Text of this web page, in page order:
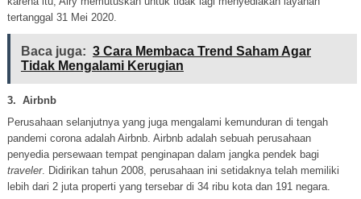
tertanggal 31 Mei 2020.
Baca juga: 3 Cara Membaca Trend Saham Agar
Tidak Mengalami Kerugian
3. Airbnb
Perusahaan selanjutnya yang juga mengalami kemunduran di tengah
pandemi corona adalah Airbnb. Airbnb adalah sebuah perusahaan
penyedia persewaan tempat penginapan dalam jangka pendek bagi
traveler. Didirikan tahun 2008, perusahaan ini setidaknya telah memiliki
lebih dari 2 juta properti yang tersebar di 34 ribu kota dan 191 negara.